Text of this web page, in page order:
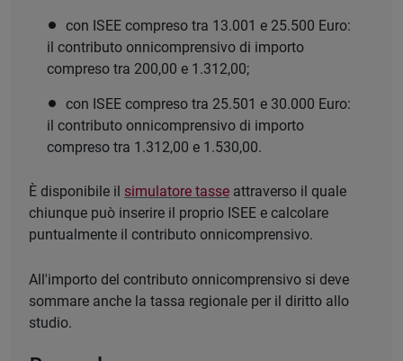
con ISEE compreso tra 13.001 e 25.500 Euro:
il contributo onnicomprensivo di importo
compreso tra 200,00 e 1.312,00;
con ISEE compreso tra 25.501 e 30.000 Euro:
il contributo onnicomprensivo di importo
compreso tra 1.312,00 e 1.530,00.
È disponibile il simulatore tasse attraverso il quale
chiunque può inserire il proprio ISEE e calcolare
puntualmente il contributo onnicomprensivo.
All'importo del contributo onnicomprensivo si deve
sommare anche la tassa regionale per il diritto allo
studio.